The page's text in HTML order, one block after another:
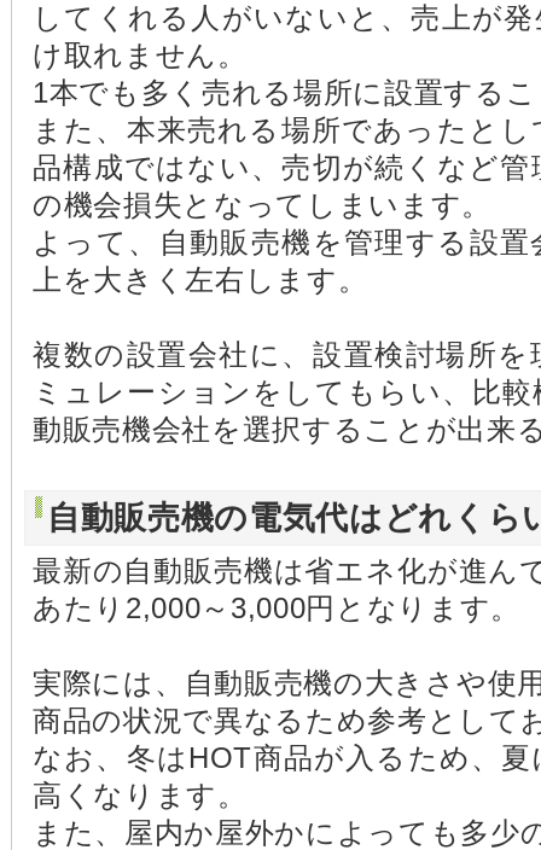
してくれる人がいないと、売上が
け取れません。
1本でも多く売れる場所に設置する
また、本来売れる場所であったと
品構成ではない、売切が続くなど
の機会損失となってしまいます。
よって、自動販売機を管理する設
上を大きく左右します。
複数の設置会社に、設置検討場所
ミュレーションをしてもらい、比
動販売機会社を選択することが出来
自動販売機の電気代はどれくら
最新の自動販売機は省エネ化が進ん
あたり2,000～3,000円となります。
実際には、自動販売機の大きさや使
商品の状況で異なるため参考として
なお、冬はHOT商品が入るため、
高くなります。
また、屋内か屋外かによっても多少